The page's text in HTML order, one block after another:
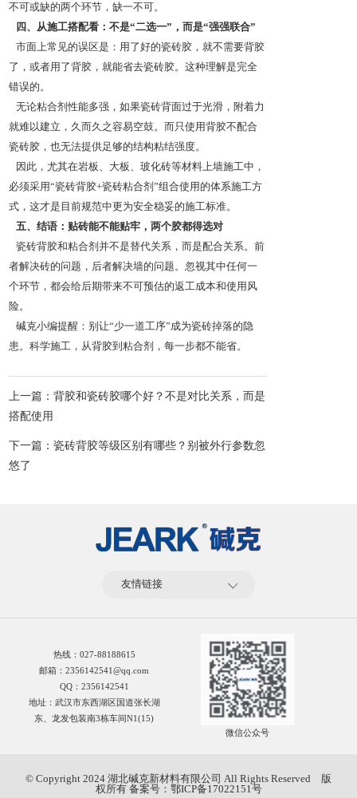
不可或缺的两个环节，缺一不可。
四、从施工搭配看：不是“二选一”，而是“强强联合”
市面上常见的误区是：用了好的瓷砖胶，就不需要背胶
了，或者用了背胶，就能省去瓷砖胶。这种理解是完全
错误的。
无论粘合剂性能多强，如果瓷砖背面过于光滑，附着力
就难以建立，久而久之容易空鼓。而只使用背胶不配合
瓷砖胶，也无法提供足够的结构粘结强度。
因此，尤其在岩板、大板、玻化砖等材料上墙施工中，
必须采用“瓷砖背胶+瓷砖粘合剂”组合使用的体系施工方
式，这才是目前规范中更为安全稳妥的施工标准。
五、结语：贴砖能不能贴牢，两个胶都得选对
瓷砖背胶和粘合剂并不是替代关系，而是配合关系。前
者解决砖的问题，后者解决墙的问题。忽视其中任何一
个环节，都会给后期带来不可预估的返工成本和使用风
险。
碱克小编提醒：别让“少一道工序”成为瓷砖掉落的隐
患。科学施工，从背胶到粘合剂，每一步都不能省。
上一篇：背胶和瓷砖胶哪个好？不是对比关系，而是
搭配使用
下一篇：瓷砖背胶等级区别有哪些？别被外行参数忽
悠了
友情链接
热线： 027-88188615
邮箱：2356142541@qq.com
QQ：2356142541
地址：武汉市东西湖区国道张长湖
东、龙发包装南3栋车间N1(15)
微信公众号
© Copyright 2024 湖北碱克新材料有限公司 All Rights Reserved 版
权所有 备案号：鄂ICP备17022151号